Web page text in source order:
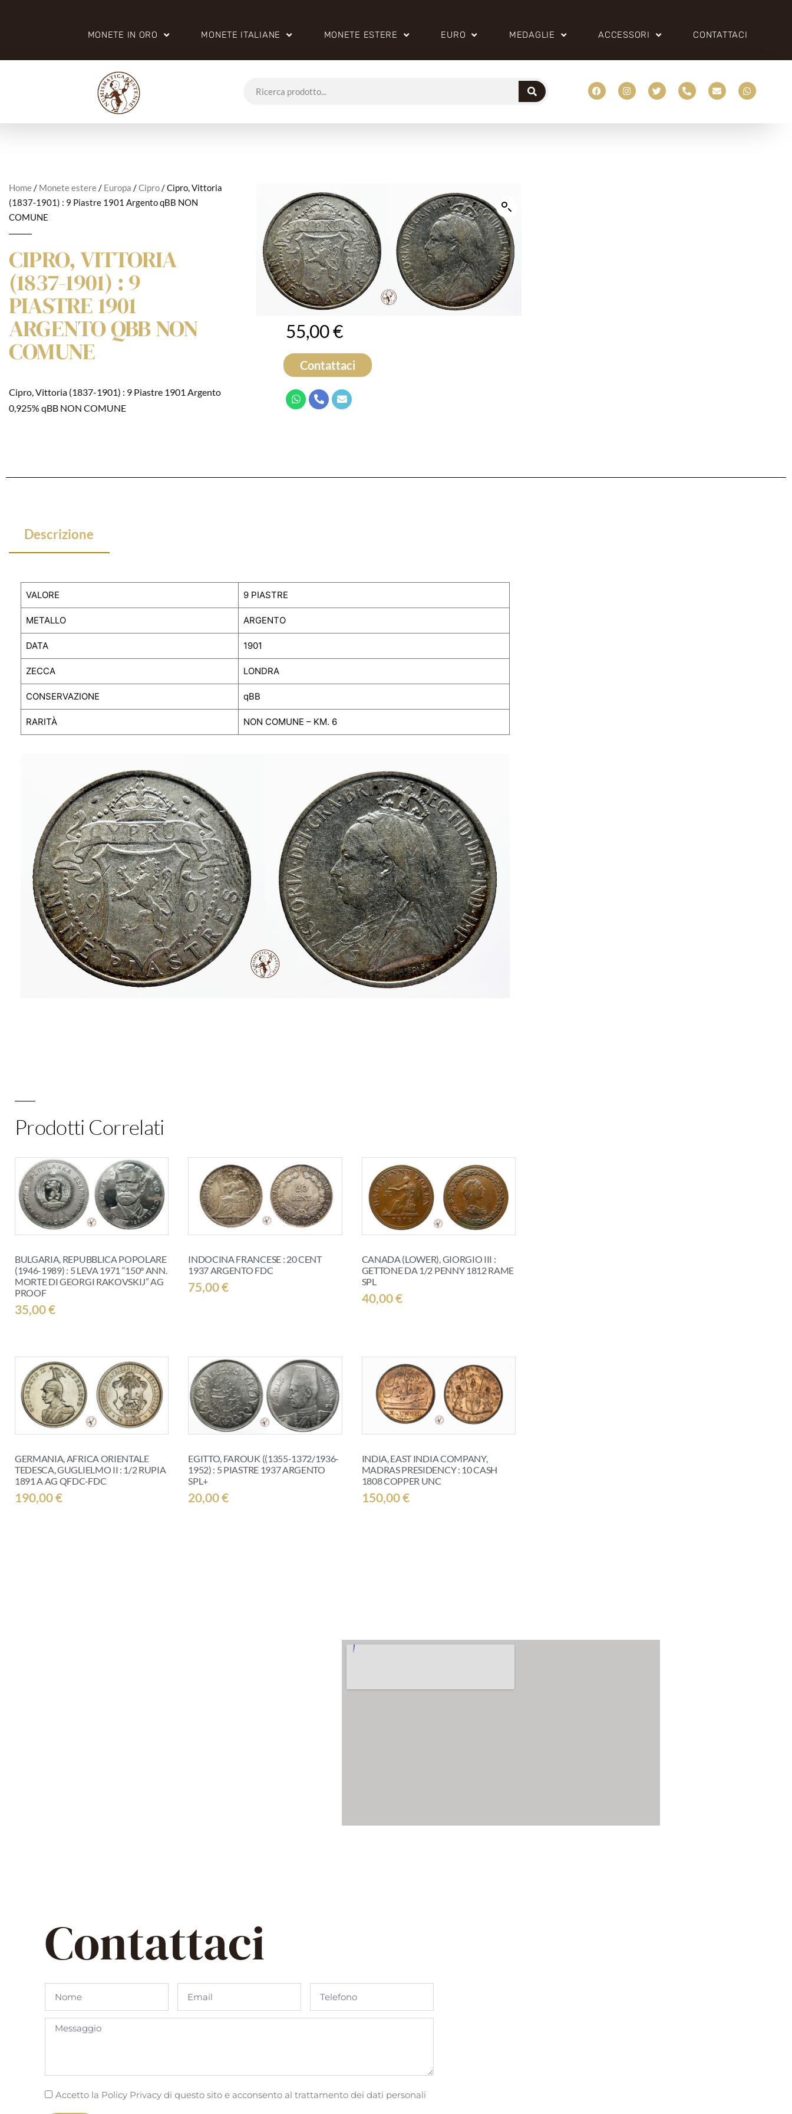
MONETE IN ORO MONETE ITALIANE MONETE ESTERE EURO MEDAGLIE ACCESSORI CONTATTACI
Home/ Monete estere/ Europa /Cipro/ Cipro, Vittoria
(1837-1901) : 9 Piastre 1901 Argento qBB NON
COMUNE
CIPRO, VITTORIA
(1837-1901) : 9
PIASTRE 1901
ARGENTO QBB NON
COMUNE
Cipro, Vittoria (1837-1901) : 9 Piastre 1901 Argento
0,925% qBB NON COMUNE
55,00€
Contattaci
Descrizione
VALORE 9 PIASTRE
METALLO ARGENTO
DATA 1901
ZECCA LONDRA
CONSERVAZIONE qBB
RARITÀ NON COMUNE – KM. 6
Prodotti Correlati
BULGARIA, REPUBBLICA POPOLARE
(1946-1989) : 5 LEVA 1971 “150° ANN.
MORTE DI GEORGI RAKOVSKIJ” AG
PROOF
35,00€
INDOCINA FRANCESE : 20 CENT
1937 ARGENTO FDC
75,00€
CANADA (LOWER), GIORGIO III :
GETTONE DA 1/2 PENNY 1812 RAME
SPL
40,00€
GERMANIA, AFRICA ORIENTALE
TEDESCA, GUGLIELMO II : 1/2 RUPIA
1891 A AG QFDC-FDC
190,00€
EGITTO, FAROUK ((1355-1372/1936-
1952) : 5 PIASTRE 1937 ARGENTO
SPL+
20,00€
INDIA, EAST INDIA COMPANY,
MADRAS PRESIDENCY : 10 CASH
1808 COPPER UNC
150,00€
Contattaci
Accetto la Policy Privacy di questo sito e acconsento al trattamento dei dati personali